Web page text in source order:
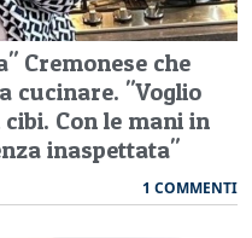
Cremonese che
cucinare. "Voglio
Con le mani in
inaspettata"
1 COMMENTI